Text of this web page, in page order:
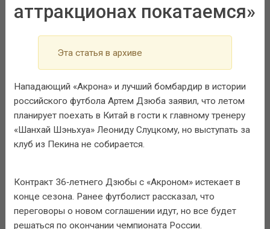
аттракционах покатаемся»
Эта статья в архиве
Нападающий «Акрона» и лучший бомбардир в истории
российского футбола Артем Дзюба заявил, что летом
планирует поехать в Китай в гости к главному тренеру
«Шанхай Шэньхуа» Леониду Слуцкому, но выступать за
клуб из Пекина не собирается.
Контракт 36‑летнего Дзюбы с «Акроном» истекает в
конце сезона. Ранее футболист рассказал, что
переговоры о новом соглашении идут, но все будет
решаться по окончании чемпионата России.